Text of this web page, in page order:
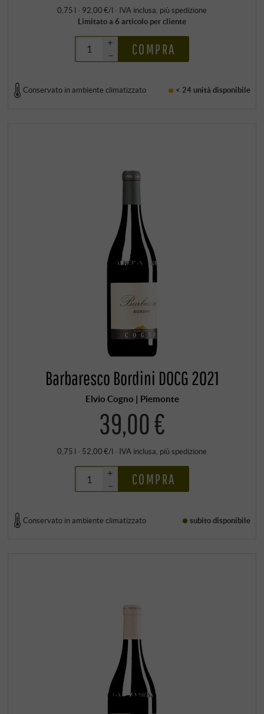
0,75 l · 92,00 €/l · IVA inclusa , più spedizione
Limitato a 6 articolo per cliente
+
–
COMPRA
Conservato in ambiente climatizzato < 24 unità disponibile
Barbaresco Bordini DOCG 2021
Elvio Cogno | Piemonte
39,00 €
0,75 l · 52,00 €/l · IVA inclusa, più spedizione
+
–
COMPRA
Conservato in ambiente climatizzato subito disponibile